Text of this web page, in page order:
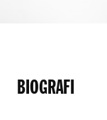
BIOGRAFI